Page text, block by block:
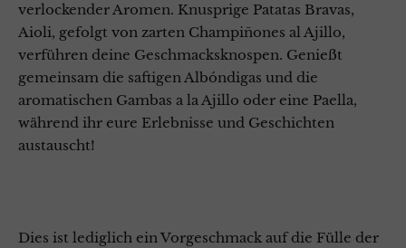
verlockender Aromen. Knusprige Patatas Bravas,
Aioli, gefolgt von zarten Champiñones al Ajillo,
verführen deine Geschmacksknospen. Genießt
gemeinsam die saftigen Albóndigas und die
aromatischen Gambas a la Ajillo oder eine Paella,
während ihr eure Erlebnisse und Geschichten
austauscht!
Dies ist lediglich ein Vorgeschmack auf die Fülle der